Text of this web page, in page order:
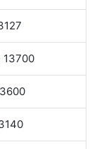
13700